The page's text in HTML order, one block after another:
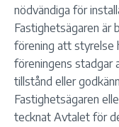
nödvändiga för
Fastighetsägaren är
förening att styrelse
föreningens stadgar
tillstånd eller
Fastighetsägaren
tecknat Avtalet för